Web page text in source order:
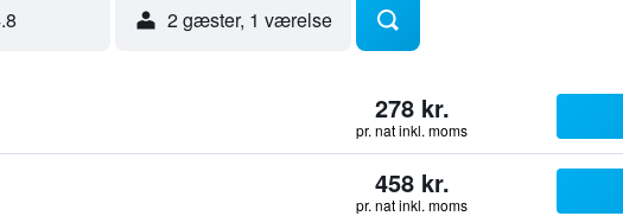
2 gæster, 1 værelse
278 kr.
pr. nat inkl. moms
458 kr.
pr. nat inkl. moms